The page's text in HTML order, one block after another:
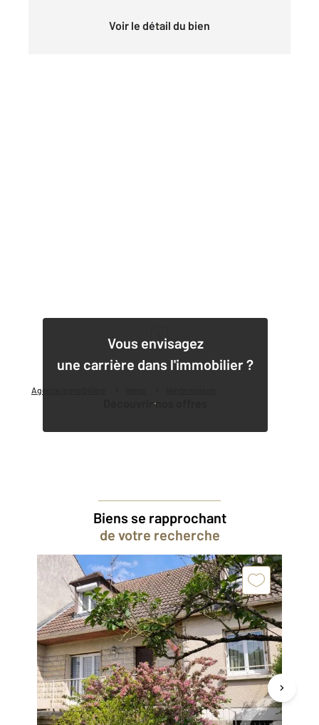
Agence immobilière
Voir le détail du bien
Vous envisagez
une carrière dans l'immobilier ?
Découvrir nos offres
1
Biens se rapprochant
de votre recherche